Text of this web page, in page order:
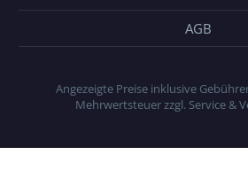
AGB
Angezeigte Preise inklusive
Mehrwertsteuer zzgl. Service &